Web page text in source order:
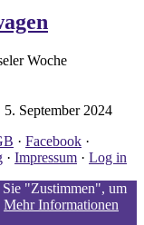
September 2024
· Facebook ·
· Impressum · Log in
Sie "Zustimmen", um
Mehr Informationen